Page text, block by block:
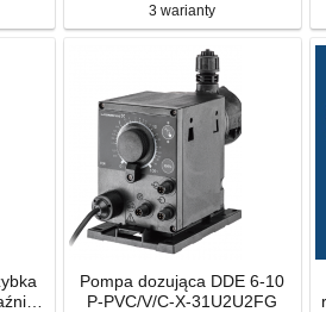
3 warianty
Pompa dozująca DDE 6-10
P-PVC/V/C-X-31U2U2FG